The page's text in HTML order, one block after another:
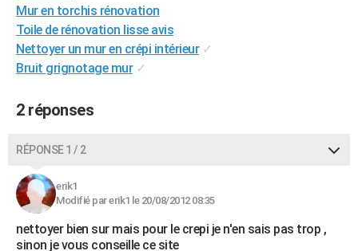
CARTE DE VOEUX
Carte de Noël
Carte Bonne année
Carte Saint-Valentin
Carte Pâques
Carte d'anniversaire
DICTIONNAIRE
Dictionnaire
Biographies
Citations
Expressions
Proverbes
PROGRAMME TV
COPAINS D'AVANT
FORUM
Bricolage
Lifestyle
Culture
Sport
Auto
Television
Voyage
Cinema
Mur en torchis rénovation
Toile de rénovation lisse avis
Nettoyer un mur en crépi intérieur ✓
Bruit grignotage mur ✓
2 réponses
RÉPONSE 1 / 2
erik1
Modifié par erik1 le 20/08/2012 08:35
nettoyer bien sur mais pour le crepi je n'en sais pas trop ,
sinon je vous conseille ce site